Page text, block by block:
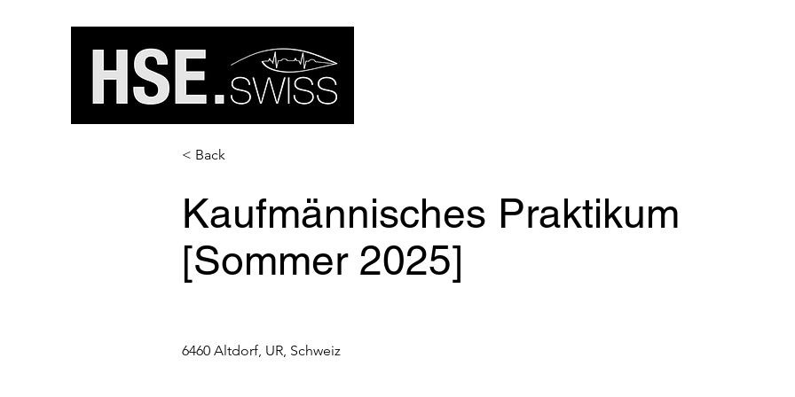
< Back
Kaufmännisches Praktikum
[Sommer 2025]
6460 Altdorf, UR, Schweiz